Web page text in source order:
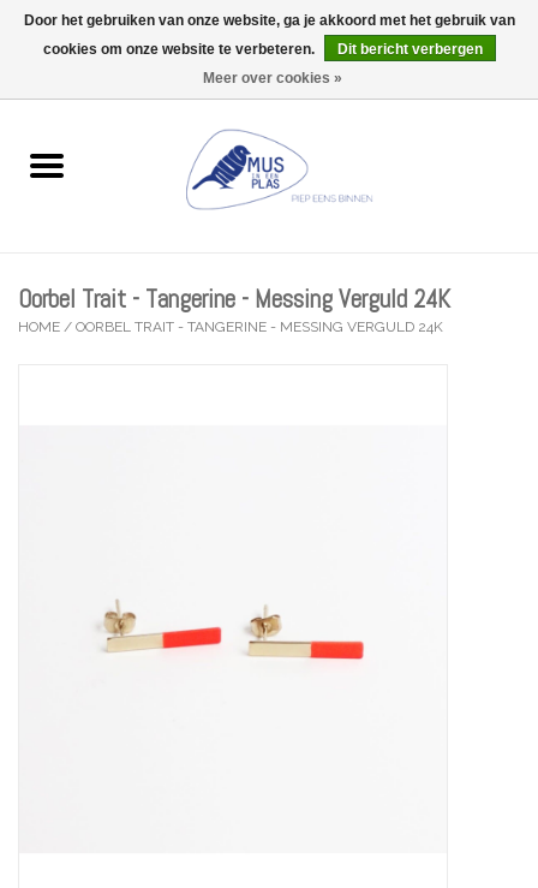
0 Artikelen - €0,00
Wenskaarten
Lifestyle
Oorbel Trait - Tangerine - Messing Verguld 24K
HOME / OORBEL TRAIT - TANGERINE - MESSING VERGULD 24K
Door het gebruiken van onze website, ga je akkoord met het gebruik van
cookies om onze website te verbeteren.
Dit bericht verbergen
Meer over cookies »
Wij zijn uitzonderlijk gesloten op Do 13/08